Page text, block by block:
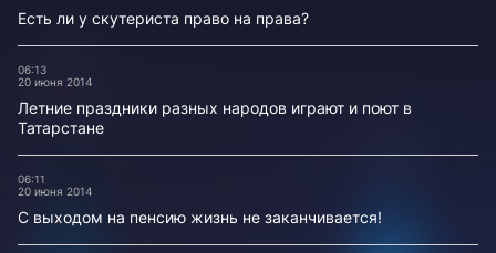
Есть ли у скутериста право на права?
06:13
20 июня 2014
Летние праздники разных народов играют и поют в
Татарстане
06:11
20 июня 2014
С выходом на пенсию жизнь не заканчивается!